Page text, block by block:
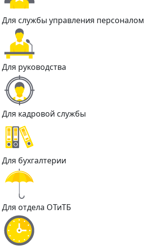
Для службы управления персоналом
Для руководства
Для кадровой службы
Для бухгалтерии
Для отдела ОТиТБ